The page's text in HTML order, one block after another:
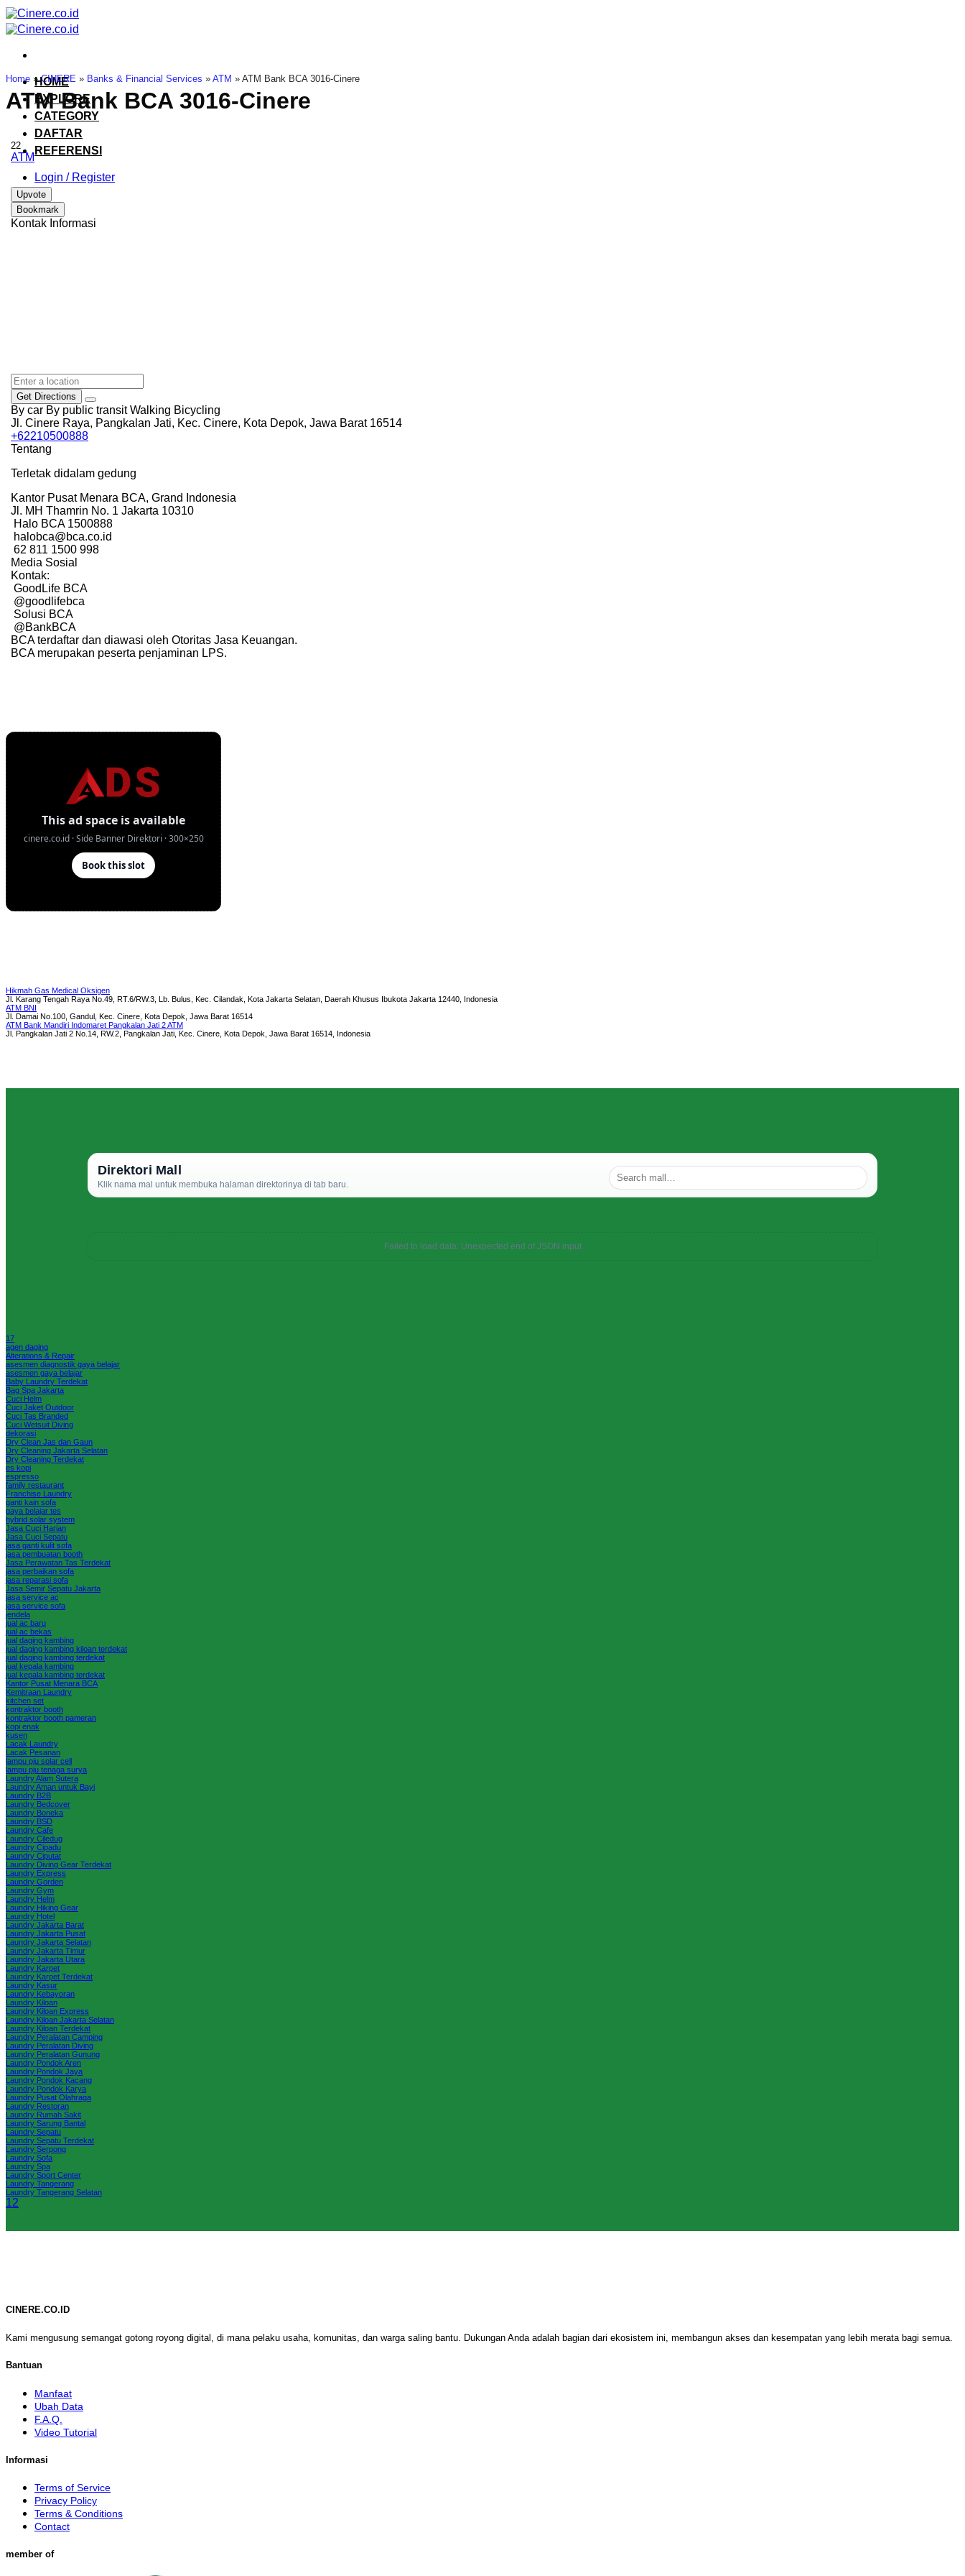
Skip
to
content
HOME
EXPLORE
CATEGORY
DAFTAR
REFERENSI
Login / Register
Home »CINERE » Banks & Financial Services » ATM » ATM Bank BCA 3016-Cinere
ATM Bank BCA 3016-Cinere
22
ATM
Upvote
Bookmark
Kontak Informasi
Get Directions
By car By public transit Walking Bicycling
Jl. Cinere Raya, Pangkalan Jati, Kec. Cinere, Kota Depok, Jawa Barat 16514
+62210500888
Tentang
Terletak didalam gedung
Kantor Pusat Menara BCA, Grand Indonesia
Jl. MH Thamrin No. 1 Jakarta 10310
Halo BCA 1500888
halobca@bca.co.id
62 811 1500 998
Media Sosial
Kontak:
GoodLife BCA
@goodlifebca
Solusi BCA
@BankBCA
BCA terdaftar dan diawasi oleh Otoritas Jasa Keuangan.
BCA merupakan peserta penjaminan LPS.
Hikmah Gas Medical Oksigen
Jl. Karang Tengah Raya No.49, RT.6/RW.3, Lb. Bulus, Kec. Cilandak, Kota Jakarta Selatan, Daerah Khusus Ibukota Jakarta 12440, Indonesia
ATM BNI
Jl. Damai No.100, Gandul, Kec. Cinere, Kota Depok, Jawa Barat 16514
ATM Bank Mandiri Indomaret Pangkalan Jati 2 ATM
Jl. Pangkalan Jati 2 No.14, RW.2, Pangkalan Jati, Kec. Cinere, Kota Depok, Jawa Barat 16514, Indonesia
Direktori Mall
Klik nama mal untuk membuka halaman direktorinya di tab baru.
Failed to load data: Unexpected end of JSON input
17
agen daging
Alterations & Repair
asesmen diagnostik gaya belajar
asesmen gaya belajar
Baby Laundry Terdekat
Bag Spa Jakarta
Cuci Helm
Cuci Jaket Outdoor
Cuci Tas Branded
Cuci Wetsuit Diving
dekorasi
Dry Clean Jas dan Gaun
Dry Cleaning Jakarta Selatan
Dry Cleaning Terdekat
es kopi
espresso
family restaurant
Franchise Laundry
ganti kain sofa
gaya belajar tes
hybrid solar system
Jasa Cuci Harian
Jasa Cuci Sepatu
jasa ganti kulit sofa
jasa pembuatan booth
Jasa Perawatan Tas Terdekat
jasa perbaikan sofa
jasa reparasi sofa
Jasa Semir Sepatu Jakarta
jasa service ac
jasa service sofa
jendela
jual ac baru
jual ac bekas
jual daging kambing
jual daging kambing kiloan terdekat
jual daging kambing terdekat
jual kepala kambing
jual kepala kambing terdekat
Kantor Pusat Menara BCA
Kemitraan Laundry
kitchen set
kontraktor booth
kontraktor booth pameran
kopi enak
kusen
Lacak Laundry
Lacak Pesanan
lampu pju solar cell
lampu pju tenaga surya
Laundry Alam Sutera
Laundry Aman untuk Bayi
Laundry B2B
Laundry Bedcover
Laundry Boneka
Laundry BSD
Laundry Cafe
Laundry Ciledug
Laundry Cipadu
Laundry Ciputat
Laundry Diving Gear Terdekat
Laundry Express
Laundry Gorden
Laundry Gym
Laundry Helm
Laundry Hiking Gear
Laundry Hotel
Laundry Jakarta Barat
Laundry Jakarta Pusat
Laundry Jakarta Selatan
Laundry Jakarta Timur
Laundry Jakarta Utara
Laundry Karpet
Laundry Karpet Terdekat
Laundry Kasur
Laundry Kebayoran
Laundry Kiloan
Laundry Kiloan Express
Laundry Kiloan Jakarta Selatan
Laundry Kiloan Terdekat
Laundry Peralatan Camping
Laundry Peralatan Diving
Laundry Peralatan Gunung
Laundry Pondok Aren
Laundry Pondok Jaya
Laundry Pondok Kacang
Laundry Pondok Karya
Laundry Pusat Olahraga
Laundry Restoran
Laundry Rumah Sakit
Laundry Sarung Bantal
Laundry Sepatu
Laundry Sepatu Terdekat
Laundry Serpong
Laundry Sofa
Laundry Spa
Laundry Sport Center
Laundry Tangerang
Laundry Tangerang Selatan
12
CINERE.CO.ID
Kami mengusung semangat gotong royong digital, di mana pelaku usaha, komunitas, dan warga saling bantu. Dukungan Anda adalah bagian dari ekosistem ini, membangun akses dan kesempatan yang lebih merata bagi semua.
Bantuan
Manfaat
Ubah Data
F.A.Q.
Video Tutorial
Informasi
Terms of Service
Privacy Policy
Terms & Conditions
Contact
member of